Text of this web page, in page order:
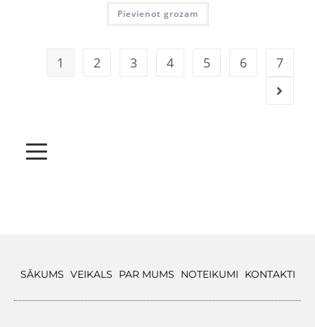
Pievienot grozam
1 2 3 4 5 6 7
SĀKUMS VEIKALS PAR MUMS NOTEIKUMI KONTAKTI